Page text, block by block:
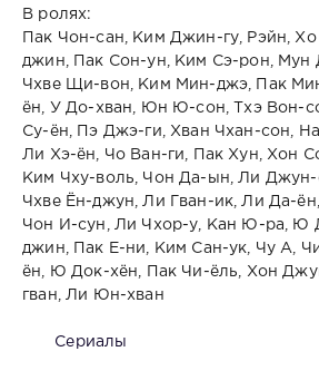
В ролях:
Пак Чон-сан, Ким Джин-гу, Рэйн,
джин, Пак Сон-ун, Ким Сэ-рон, Мун
Чхве Щи-вон, Ким Мин-джэ, Пак
ён, У До-хван, Юн Ю-сон, Тхэ Вон-
Су-ён, Пэ Джэ-ги, Хван Чхан-сон,
Ли Хэ-ён, Чо Ван-ги, Пак Хун, Хон
Ким Чху-воль, Чон Да-ын, Ли Джун-
Чхве Ён-джун, Ли Гван-ик, Ли Да-
Чон И-сун, Ли Чхор-у, Кан Ю-ра, Ю
джин, Пак Е-ни, Ким Сан-ук, Чу А,
ён, Ю Док-хён, Пак Чи-ёль, Хон
гван, Ли Юн-хван
Сериалы